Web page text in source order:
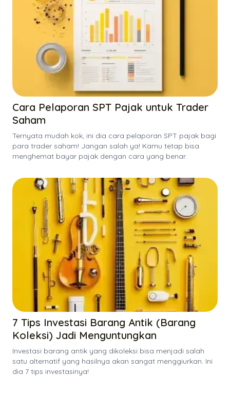
Cara Pelaporan SPT Pajak untuk Trader
Saham
Ternyata mudah kok, ini dia cara pelaporan SPT pajak bagi
para trader saham! Jangan salah ya! Kamu tetap bisa
menghemat bayar pajak dengan cara yang benar.
7 Tips Investasi Barang Antik (Barang
Koleksi) Jadi Menguntungkan
Investasi barang antik yang dikoleksi bisa menjadi salah
satu alternatif yang hasilnya akan sangat menggiurkan. Ini
dia 7 tips investasinya!